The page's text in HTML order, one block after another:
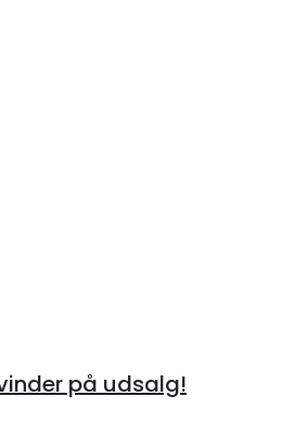
på udsalg!